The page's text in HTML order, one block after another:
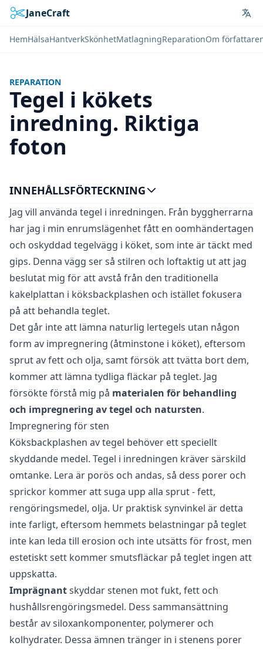
JaneCraft
HemHälsaHantverkSkönhetMatlagningReparationOm
REPARATION
Tegel i kökets
inredning. Riktiga
foton
Jag vill använda tegel i inredningen. Från byggherrarna
har jag i min enrumslägenhet fått en oomhändertagen
och oskyddad tegelvägg i köket, som inte är täckt med
gips. Denna vägg ser så stilren och loftaktig ut att jag
beslutat mig för att avstå från den traditionella
kakelplattan i köksbackplashen och istället fokusera
på att behandla teglet.
Det går inte att lämna naturlig lertegels utan någon
form av impregnering (åtminstone i köket), eftersom
sprut av fett och olja, samt försök att tvätta bort dem,
kommer att lämna tydliga fläckar på teglet. Jag
försökte förstå mig på materialen för behandling
och impregnering av tegel och natursten.
Impregnering för sten
Köksbackplashen av tegel behöver ett speciellt
skyddande medel. Tegel i inredningen kräver särskild
omtanke. Lera är porös och andas, så dess porer och
sprickor kommer att suga upp alla sprut - fett,
rengöringsmedel, olja. Ur praktisk synvinkel är detta
inte farligt, eftersom hemmets belastningar på teglet
inte kan leda till erosion och inte utsätts för frost, men
estetiskt sett kommer smutsfläckar på teglet ingen att
uppskatta.
Imprägnantskyddar stenen mot fukt, fett och
hushållsrengöringsmedel. Dess sammansättning
består av siloxankomponenter, polymerer och
kolhydrater. Dessa ämnen tränger in i stenens porer
INNEHÅLLSFÖRTECKNING